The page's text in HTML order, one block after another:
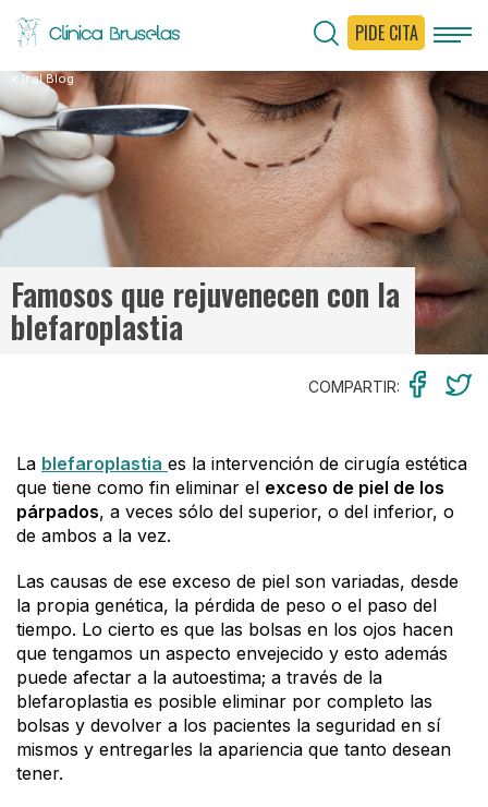
PIDE CITA
< Ir al Blog
Famosos que rejuvenecen con la
blefaroplastia
COMPARTIR:
La blefaroplastia es la intervención de cirugía estética
que tiene como fin eliminar el exceso de piel de los
párpados, a veces sólo del superior, o del inferior, o
de ambos a la vez.
Las causas de ese exceso de piel son variadas, desde
la propia genética, la pérdida de peso o el paso del
tiempo. Lo cierto es que las bolsas en los ojos hacen
que tengamos un aspecto envejecido y esto además
puede afectar a la autoestima; a través de la
blefaroplastia es posible eliminar por completo las
bolsas y devolver a los pacientes la seguridad en sí
mismos y entregarles la apariencia que tanto desean
tener.